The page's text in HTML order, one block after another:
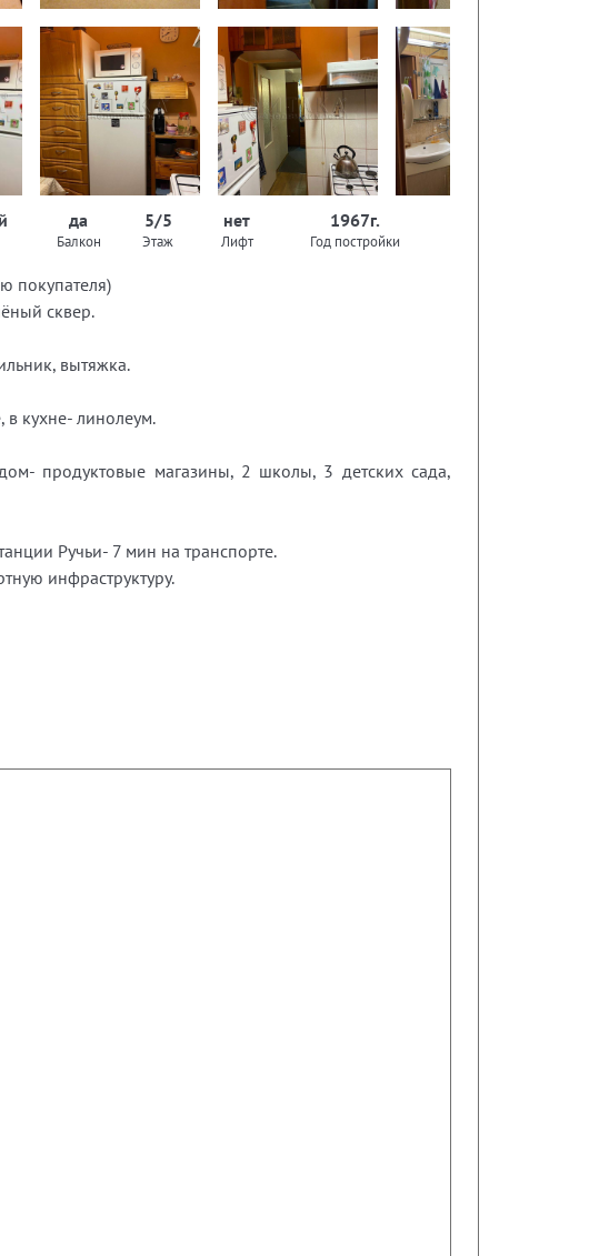
да
Балкон
5/5
Этаж
нет
Лифт
1967г.
Год постройки
покупателя)
сквер.
вытяжка.
в кухне- линолеум.
продуктовые магазины, 2 школы, 3 детских сада,
Ручьи- 7 мин на транспорте.
инфраструктуру.